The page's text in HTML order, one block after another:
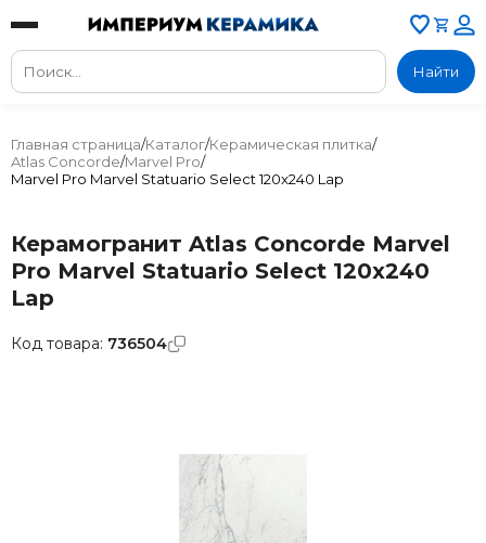
Найти
Главная страница/Каталог/Керамическая плитка/
Atlas Concorde/Marvel Pro/
Marvel Pro Marvel Statuario Select 120x240 Lap
Керамогранит Atlas Concorde Marvel
Pro Marvel Statuario Select 120x240
Lap
Код товара: 736504